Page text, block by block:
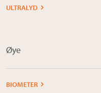
ULTRALYD
Øye
BIOMETER